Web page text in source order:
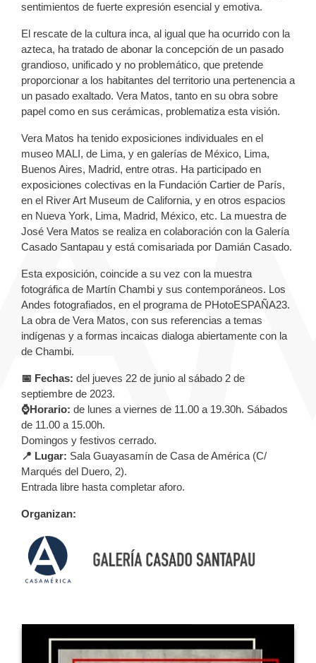
sentimientos de fuerte expresión esencial y emotiva.
El rescate de la cultura inca, al igual que ha ocurrido con la
azteca, ha tratado de abonar la concepción de un pasado
grandioso, unificado y no problemático, que pretende
proporcionar a los habitantes del territorio una pertenencia a
un pasado exaltado. Vera Matos, tanto en su obra sobre
papel como en sus cerámicas, problematiza esta visión.
Vera Matos ha tenido exposiciones individuales en el
museo MALI, de Lima, y en galerías de México, Lima,
Buenos Aires, Madrid, entre otras. Ha participado en
exposiciones colectivas en la Fundación Cartier de París,
en el River Art Museum de California, y en otros espacios
en Nueva York, Lima, Madrid, México, etc. La muestra de
José Vera Matos se realiza en colaboración con la Galería
Casado Santapau y está comisariada por Damián Casado.
Esta exposición, coincide a su vez con la muestra
fotográfica de Martín Chambi y sus contemporáneos. Los
Andes fotografiados, en el programa de PHotoESPAÑA23.
La obra de Vera Matos, con sus referencias a temas
indígenas y a formas incaicas dialoga abiertamente con la
de Chambi.
📅 Fechas: del jueves 22 de junio al sábado 2 de
septiembre de 2023.
⌚Horario: de lunes a viernes de 11.00 a 19.30h. Sábados
de 11.00 a 15.00h.
Domingos y festivos cerrado.
📍 Lugar: Sala Guayasamín de Casa de América (C/
Marqués del Duero, 2).
Entrada libre hasta completar aforo.
Organizan: